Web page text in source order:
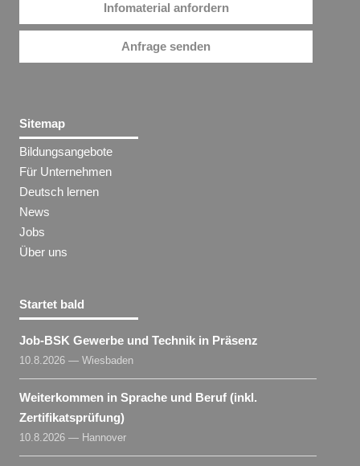
Infomaterial anfordern
Anfrage senden
Sitemap
Bildungsangebote
Für Unternehmen
Deutsch lernen
News
Jobs
Über uns
Startet bald
Job-BSK Gewerbe und Technik in Präsenz
10.8.2026 — Wiesbaden
Weiterkommen in Sprache und Beruf (inkl.
Zertifikatsprüfung)
10.8.2026 — Hannover